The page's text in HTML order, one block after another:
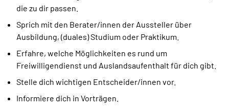
die zu dir passen.
Sprich mit den Berater/innen der Aussteller über
Ausbildung, (duales) Studium oder Praktikum.
Erfahre, welche Möglichkeiten es rund um
Freiwilligendienst und Auslandsaufenthalt für dich gibt.
Stelle dich wichtigen Entscheider/innen vor.
Informiere dich in Vorträgen.